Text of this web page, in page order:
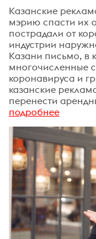
Казанские
мэрию спасти их
пострадали от
индустрии
Казани письмо, в
многочисленные
коронавируса и
казанские
перенести
подробнее